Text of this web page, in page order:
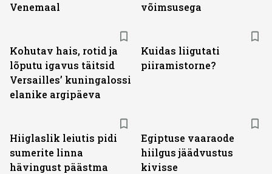
Venemaal
võimsusega
Kohutav hais, rotid ja
lõputu igavus täitsid
Versailles’ kuningalossi
elanike argipäeva
Kuidas liigutati
piiramistorne?
Hiiglaslik leiutis pidi
sumerite linna
hävingust päästma
Egiptuse vaaraode
hiilgus jäädvustus
kivisse